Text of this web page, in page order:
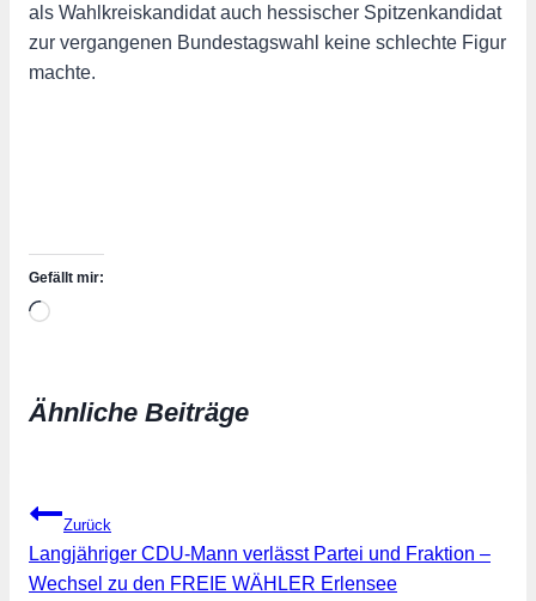
als Wahlkreiskandidat auch hessischer Spitzenkandidat
zur vergangenen Bundestagswahl keine schlechte Figur
machte.
Gefällt mir:
Wird
Ähnliche Beiträge
Beitragsnavigation
Zurück
Langjähriger CDU-Mann verlässt Partei und Fraktion –
Wechsel zu den FREIE WÄHLER Erlensee